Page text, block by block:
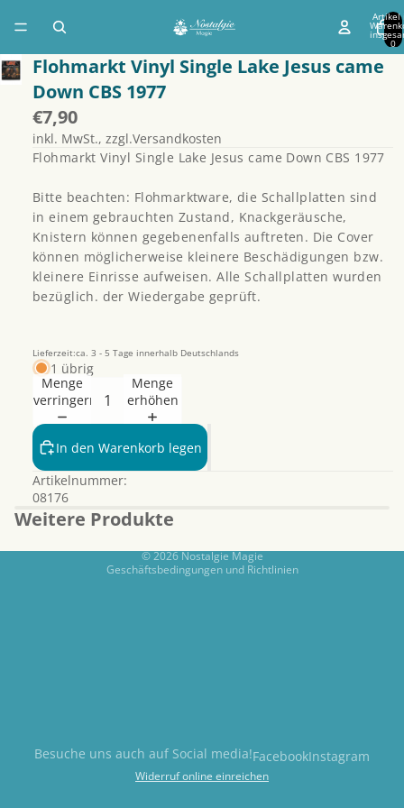
Artikel
0
Flohmarkt Vinyl Single Lake Jesus came
Down CBS 1977
€7,90
inkl. MwSt., zzgl.Versandkosten
Flohmarkt Vinyl Single Lake Jesus came Down CBS 1977
Bitte beachten: Flohmarktware, die Schallplatten sind
in einem gebrauchten Zustand, Knackgeräusche,
Knistern können gegebenenfalls auftreten. Die Cover
können möglicherweise kleinere Beschädigungen bzw.
kleinere Einrisse aufweisen. Alle Schallplatten wurden
bezüglich. der Wiedergabe geprüft.
Lieferzeit:ca. 3 - 5 Tage innerhalb Deutschlands
1 übrig
Menge
verringern
Menge
erhöhen
In den Warenkorb legen
Artikelnummer:
08176
Weitere Produkte
© 2026Nostalgie Magie
Geschäftsbedingungen und Richtlinien
Datenschutzerklärung
Widerrufsrecht
AGB
Kontaktinformationen
Impressum
Besuche uns auch auf Social media!FacebookInstagram
Widerruf online einreichen